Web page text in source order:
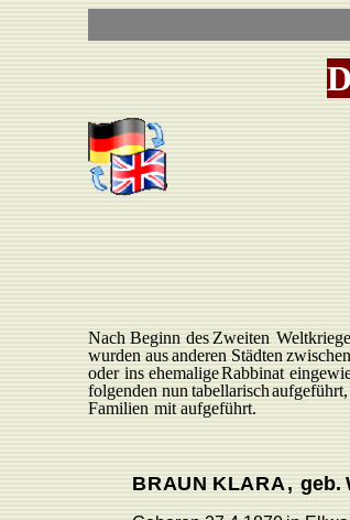
Nach Beginn desZweiten W
wurden aus anderen Städtenzwischen
oder ins ehemaligeRabbinat
folgenden nuntabellarischaufgeführt,
Familien mit aufgeführt.
BRAUN KLARA, geb.